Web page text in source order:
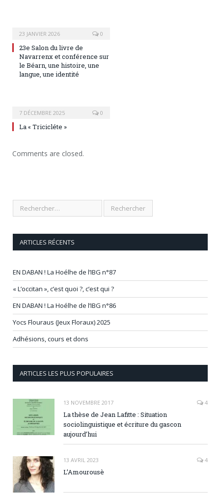
23 JANVIER 2026 0
23e Salon du livre de
Navarrenx et conférence sur
le Béarn, une histoire, une
langue, une identité
7 DÉCEMBRE 2025 0
La « Tricicléte »
Comments are closed.
ARTICLES RÉCENTS
EN DABAN ! La Hoélhe de l’IBG n°87
« L’occitan », c’est quoi ?, c’est qui ?
EN DABAN ! La Hoélhe de l’IBG n°86
Yocs Flouraus (Jeux Floraux) 2025
Adhésions, cours et dons
ARTICLES LES PLUS POPULAIRES
13 NOVEMBRE 2017 4
La thèse de Jean Lafitte : Situation
sociolinguistique et écriture du gascon
aujourd’hui
13 AVRIL 2023 4
L’Amourousè